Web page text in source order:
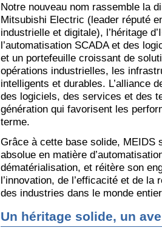
Notre nouveau nom rassemble la
Mitsubishi Electric (leader réputé
industrielle et digitale), l’héritage
l’automatisation SCADA et des
et un portefeuille croissant de
opérations industrielles, les
intelligents et durables. L’alliance
des logiciels, des services et des
génération qui favorisent les
terme.
Grâce à cette base solide, MEIDS
absolue en matière
dématérialisation, et réitère son
l’innovation, de l’efficacité et de
des industries dans le monde
Un héritage solide, un